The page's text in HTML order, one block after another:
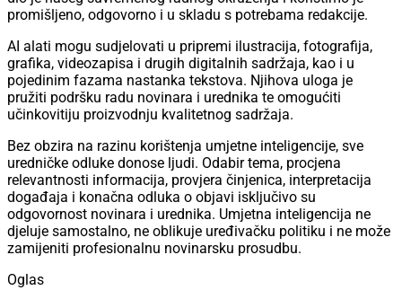
promišljeno, odgovorno i u skladu s potrebama redakcije.
AI alati mogu sudjelovati u pripremi ilustracija, fotografija,
grafika, videozapisa i drugih digitalnih sadržaja, kao i u
pojedinim fazama nastanka tekstova. Njihova uloga je
pružiti podršku radu novinara i urednika te omogućiti
učinkovitiju proizvodnju kvalitetnog sadržaja.
Bez obzira na razinu korištenja umjetne inteligencije, sve
uredničke odluke donose ljudi. Odabir tema, procjena
relevantnosti informacija, provjera činjenica, interpretacija
događaja i konačna odluka o objavi isključivo su
odgovornost novinara i urednika. Umjetna inteligencija ne
djeluje samostalno, ne oblikuje uređivačku politiku i ne može
zamijeniti profesionalnu novinarsku prosudbu.
Oglas